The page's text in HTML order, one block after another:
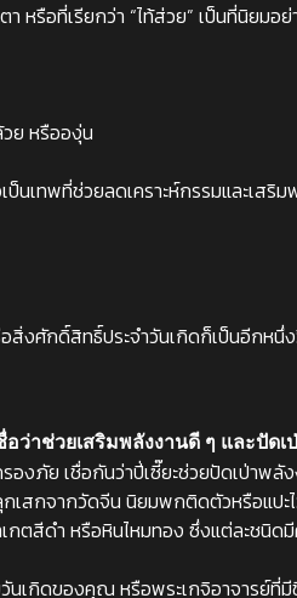
หรือที่เรียกว่า “ไท้ส่วย” เป็นที่นิยม
ย หรือองุ่น
ป็นเทพที่ช่วยลดเคราะห์กรรมและเ
สิ่งศักดิ์สิทธิ์ประจำวันเกิดก็เป็นอีกหนึ่
ว่าช่วยเสริมพลังงานดี ๆ และปัด
องภัย เชื่อกันว่าปี่เซี๊ยะช่วยปัดเป่าพ
สกจากวัดจีน นิยมพกติดตัวหรือแปะไ
กตสีดำ หรือหินไหมทอง ซึ่งแต่ละช
นเกิดของคุณ หรือพระเกจิอาจารย์ที่